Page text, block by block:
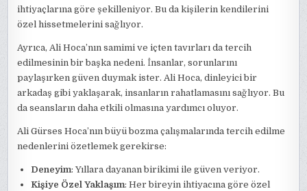
ihtiyaçlarına göre şekilleniyor. Bu da kişilerin kendilerini
özel hissetmelerini sağlıyor.
Ayrıca, Ali Hoca’nın samimi ve içten tavırları da tercih
edilmesinin bir başka nedeni. İnsanlar, sorunlarını
paylaşırken güven duymak ister. Ali Hoca, dinleyici bir
arkadaş gibi yaklaşarak, insanların rahatlamasını sağlıyor. Bu
da seansların daha etkili olmasına yardımcı oluyor.
Ali Gürses Hoca’nın büyü bozma çalışmalarında tercih edilme
nedenlerini özetlemek gerekirse:
Deneyim: Yıllara dayanan birikimi ile güven veriyor.
Kişiye Özel Yaklaşım: Her bireyin ihtiyacına göre özel